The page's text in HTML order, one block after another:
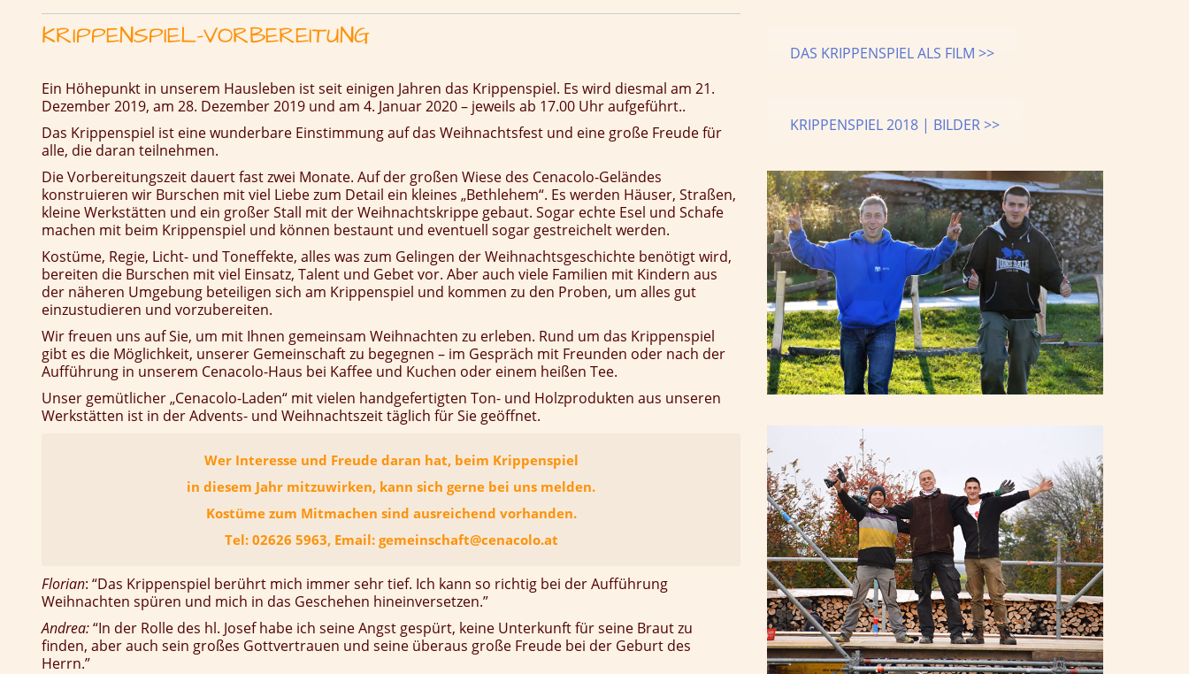
KRIPPENSPIEL-VORBEREITUNG
Ein Höhepunkt in unserem Hausleben ist seit einigen Jahren das Krippenspiel. Es wird diesmal am 21.
Dezember 2019, am 28. Dezember 2019 und am 4. Januar 2020 – jeweils ab 17.00 Uhr aufgeführt..
Das Krippenspiel ist eine wunderbare Einstimmung auf das Weihnachtsfest und eine große Freude für
alle, die daran teilnehmen.
Die Vorbereitungszeit dauert fast zwei Monate. Auf der großen Wiese des Cenacolo-Geländes
konstruieren wir Burschen mit viel Liebe zum Detail ein kleines „Bethlehem“. Es werden Häuser, Straßen,
kleine Werkstätten und ein großer Stall mit der Weihnachtskrippe gebaut. Sogar echte Esel und Schafe
machen mit beim Krippenspiel und können bestaunt und eventuell sogar gestreichelt werden.
Kostüme, Regie, Licht- und Toneffekte, alles was zum Gelingen der Weihnachtsgeschichte benötigt wird,
bereiten die Burschen mit viel Einsatz, Talent und Gebet vor. Aber auch viele Familien mit Kindern aus
der näheren Umgebung beteiligen sich am Krippenspiel und kommen zu den Proben, um alles gut
einzustudieren und vorzubereiten.
Wir freuen uns auf Sie, um mit Ihnen gemeinsam Weihnachten zu erleben. Rund um das Krippenspiel
gibt es die Möglichkeit, unserer Gemeinschaft zu begegnen – im Gespräch mit Freunden oder nach der
Aufführung in unserem Cenacolo-Haus bei Kaffee und Kuchen oder einem heißen Tee.
Unser gemütlicher „Cenacolo-Laden“ mit vielen handgefertigten Ton- und Holzprodukten aus unseren
Werkstätten ist in der Advents- und Weihnachtszeit täglich für Sie geöffnet.
Wer Interesse und Freude daran hat, beim Krippenspiel
in diesem Jahr mitzuwirken, kann sich gerne bei uns melden.
Kostüme zum Mitmachen sind ausreichend vorhanden.
Tel: 02626 5963, Email: gemeinschaft@cenacolo.at
Florian: “Das Krippenspiel berührt mich immer sehr tief. Ich kann so richtig bei der Aufführung
Weihnachten spüren und mich in das Geschehen hineinversetzen.”
Andrea:“In der Rolle des hl. Josef habe ich seine Angst gespürt, keine Unterkunft für seine Braut zu
finden, aber auch sein großes Gottvertrauen und seine überaus große Freude bei der Geburt des
Herrn.”
DAS KRIPPENSPIEL ALS FILM >>
KRIPPENSPIEL 2018 | BILDER >>